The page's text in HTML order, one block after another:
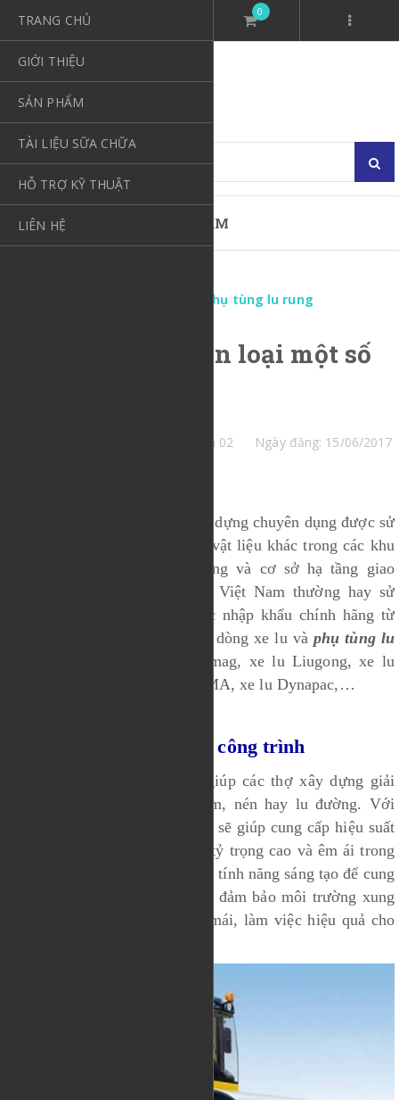
TRANG CHỦ
GIỚI THIỆU
SẢN PHẨM
TÀI LIỆU SỮA CHỮA
HỖ TRỢ KỸ THUẬT
LIÊN HỆ
0
DANH MỤC SẢN PHẨM
Giới thiệu và phân loại một số phụ tùng lu rung
Giới thiệu và phân loại một số
Biên Tập Viên Trường Linh 02
Ngày đăng: 15/06/2017
Xe lu rung là một loại máy xây dựng chuyên dụng được sử
dụng đẻ đầm, nén đất hay các vật liệu khác trong các khu
công trình xây dựng cầu đường và cơ sở hạ tầng giao
thông. Hiện nay ở thị trường Việt Nam thường hay sử
dụng các loại xe lu rung được nhập khẩu chính hãng từ
Trung Quốc, Nhật Bản với các dòng xe lu và phụ tùng lu
như Komatsu, xe lu Bomag, xe lu Liugong, xe lu
Sakai, xe lu XCMG, xe lu XGMA, xe lu Dynapac,…
Tổng quan về xe lu rung công trình
Xe lu rung được thiết kế để giúp các thợ xây dựng giải
quyết bất kỳ công việc về đầm, nén hay lu đường. Với
thiết kế đặc biệt của xe lu rung sẽ giúp cung cấp hiệu suất
tối đa cho công trình của bạn, tỷ trọng cao và êm ái trong
hoạt động, cung với đó là nhiều tính năng sáng tạo để cung
cấp hiệu suất hoàn hảo nhất và đảm bảo môi trường xung
quanh được an toàn, và thoải mái, làm việc hiệu quả cho